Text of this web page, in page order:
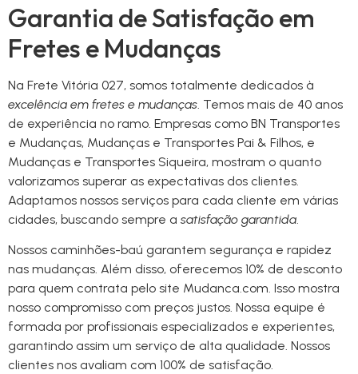
Garantia de Satisfação em
Fretes e Mudanças
Na Frete Vitória 027, somos totalmente dedicados à
excelência em fretes e mudanças . Temos mais de 40 anos
de experiência no ramo. Empresas como BN Transportes
e Mudanças, Mudanças e Transportes Pai & Filhos, e
Mudanças e Transportes Siqueira, mostram o quanto
valorizamos superar as expectativas dos clientes.
Adaptamos nossos serviços para cada cliente em várias
cidades, buscando sempre a satisfação garantida
Nossos caminhões-baú garantem segurança e rapidez
nas mudanças. Além disso, oferecemos 10% de desconto
para quem contrata pelo site Mudanca.com. Isso mostra
nosso compromisso com preços justos. Nossa equipe é
formada por profissionais especializados e experientes,
garantindo assim um serviço de alta qualidade. Nossos
clientes nos avaliam com 100% de satisfação.